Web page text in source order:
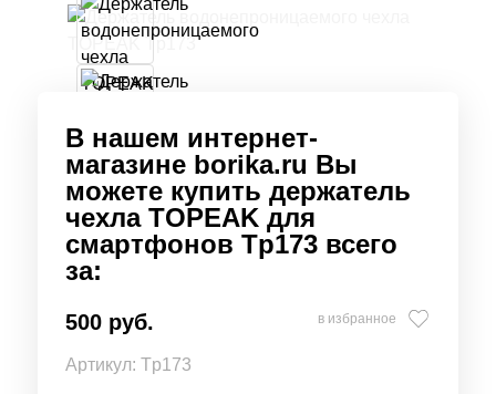
В нашем интернет-
магазине borika.ru Вы
можете купить держатель
чехла TOPEAK для
смартфонов Tp173 всего
за:
500 руб. в избранное
Артикул: Tp173